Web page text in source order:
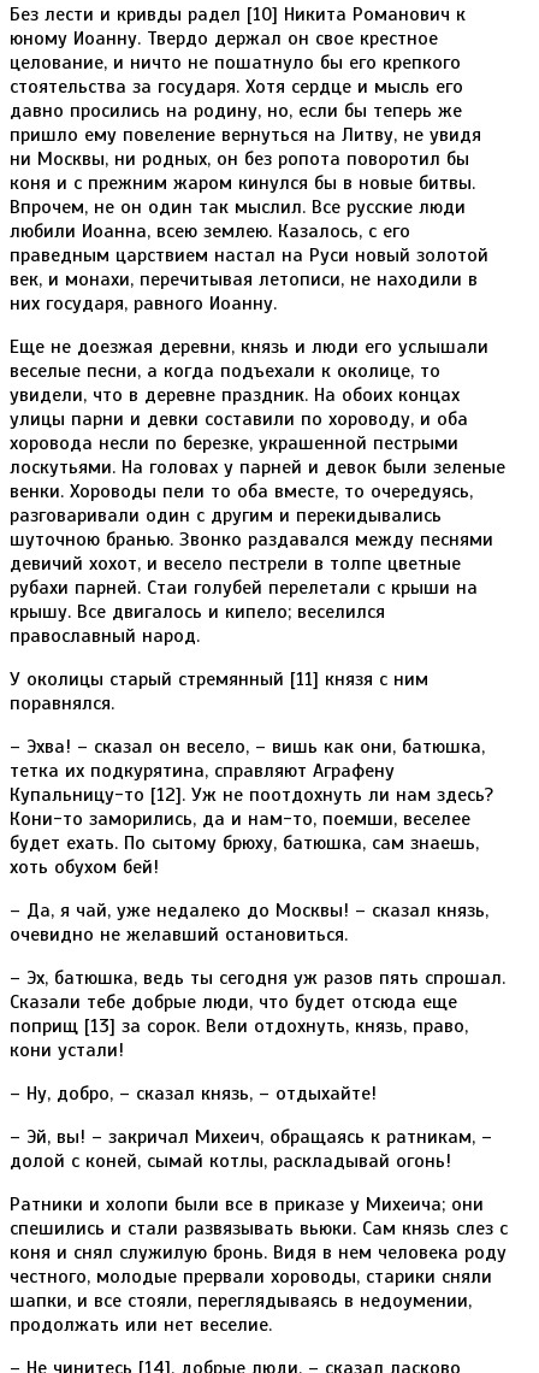
Без лести и кривды радел [10] Никита Романович к
юному Иоанну. Твердо держал он свое крестное
целование, и ничто не пошатнуло бы его крепкого
стоятельства за государя. Хотя сердце и мысль его
давно просились на родину, но, если бы теперь же
пришло ему повеление вернуться на Литву, не увидя
ни Москвы, ни родных, он без ропота поворотил бы
коня и с прежним жаром кинулся бы в новые битвы.
Впрочем, не он один так мыслил. Все русские люди
любили Иоанна, всею землею. Казалось, с его
праведным царствием настал на Руси новый золотой
век, и монахи, перечитывая летописи, не находили в
них государя, равного Иоанну.
Еще не доезжая деревни, князь и люди его услышали
веселые песни, а когда подъехали к околице, то
увидели, что в деревне праздник. На обоих концах
улицы парни и девки составили по хороводу, и оба
хоровода несли по березке, украшенной пестрыми
лоскутьями. На головах у парней и девок были зеленые
венки. Хороводы пели то оба вместе, то очередуясь,
разговаривали один с другим и перекидывались
шуточною бранью. Звонко раздавался между песнями
девичий хохот, и весело пестрели в толпе цветные
рубахи парней. Стаи голубей перелетали с крыши на
крышу. Все двигалось и кипело; веселился
православный народ.
У околицы старый стремянный [11] князя с ним
поравнялся.
– Эхва! – сказал он весело, – вишь как они, батюшка,
тетка их подкурятина, справляют Аграфену
Купальницу-то [12]. Уж не поотдохнуть ли нам здесь?
Кони-то заморились, да и нам-то, поемши, веселее
будет ехать. По сытому брюху, батюшка, сам знаешь,
хоть обухом бей!
– Да, я чай, уже недалеко до Москвы! – сказал князь,
очевидно не желавший остановиться.
– Эх, батюшка, ведь ты сегодня уж разов пять спрошал.
Сказали тебе добрые люди, что будет отсюда еще
поприщ [13] за сорок. Вели отдохнуть, князь, право,
кони устали!
– Ну, добро, – сказал князь, – отдыхайте!
– Эй, вы! – закричал Михеич, обращаясь к ратникам, –
долой с коней, сымай котлы, раскладывай огонь!
Ратники и холопи были все в приказе у Михеича; они
спешились и стали развязывать вьюки. Сам князь слез с
коня и снял служилую бронь. Видя в нем человека роду
честного, молодые прервали хороводы, старики сняли
шапки, и все стояли, переглядываясь в недоумении,
продолжать или нет веселие.
– Не чинитесь [14], добрые люди, – сказал ласково